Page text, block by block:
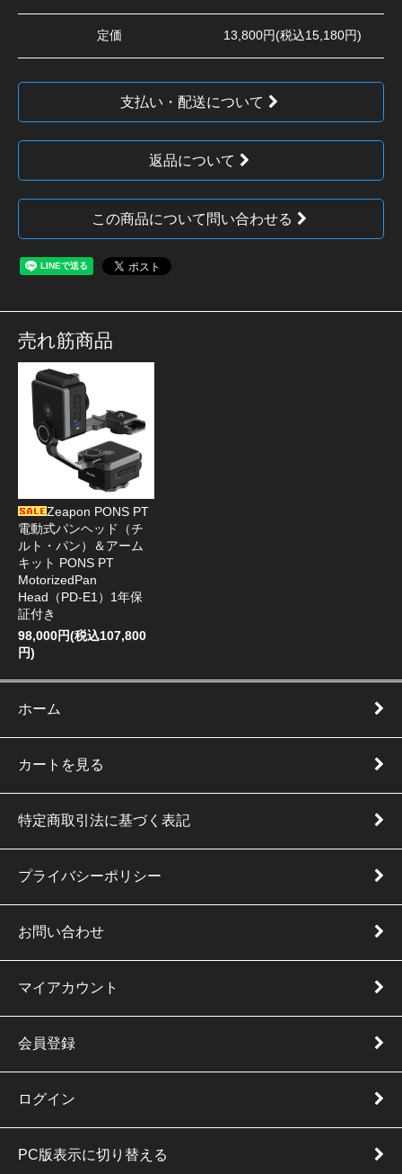
定価 13,800円(税込15,180円)
支払い・配送について
返品について
この商品について問い合わせる
売れ筋商品
Zeapon PONS PT
電動式パンヘッド（チ
ルト・パン）＆アーム
キット PONS PT
MotorizedPan
Head（PD-E1）1年保
証付き
98,000円(税込107,800
円)
ホーム
カートを見る
特定商取引法に基づく表記
プライバシーポリシー
お問い合わせ
マイアカウント
会員登録
ログイン
PC版表示に切り替える